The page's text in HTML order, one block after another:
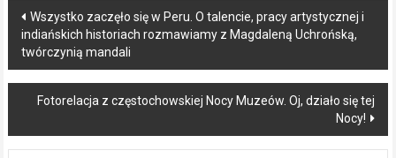
Post
navigation
Wszystko zaczęło się w Peru. O talencie, pracy artystycznej i
indiańskich historiach rozmawiamy z Magdaleną Uchrońską,
twórczynią mandali
Fotorelacja z częstochowskiej Nocy Muzeów. Oj, działo się tej
Nocy!